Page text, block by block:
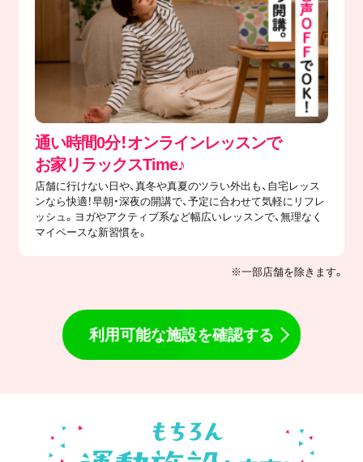
通い時間0分！オンラインレッスンで
​お家リラックスTime♪
店舗に行けない日や、真冬や真夏のツラい外出も、自宅レッス
ンなら快適！早朝・深夜の開講で、予定に合わせて気軽にリフレ
ッシュ。ヨガやアクティブ系など幅広いレッスンで、無理なく
マイペースな新習慣を。
※一部店舗を除きます。
利用可能な施設を確認する